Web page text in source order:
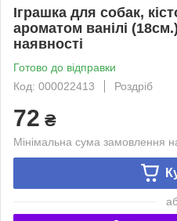
Іграшка для собак,
ароматом ванілі
наявності
Готово до відправки
Код: 000022413
Роздріб
72 ₴
Мінімальна сума замовлення